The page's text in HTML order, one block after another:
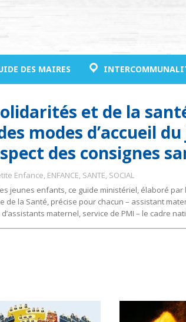
DES MAIRES
et de la
modes d’accueil
des consignes
Enfance, ENFANCE, SANTE, SOCIAL
jeunes enfants, ce guide ministériel, élaboré par
de la Santé, précise pour chacun – assistant
maternel, service de PMI – le cadre